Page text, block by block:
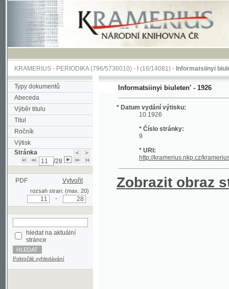
KRAMERIUS-PERIODIKA(796/5736010) -I(16/14081) -Informatsiinyi biuleten'(1/
Typy dokumentů
Abeceda
Výběr titulu
Titul
Ročník
Výtisk
Stránka
PDF Vytvořit
rozsah stran: (max. 20)
stránce
Pokročilé vyhledávání
Informatsiinyi biuleten' - 1926
* Datum vydání výtisku:
10.1926
* Číslo stránky:
* URI:
Zobrazit obraz